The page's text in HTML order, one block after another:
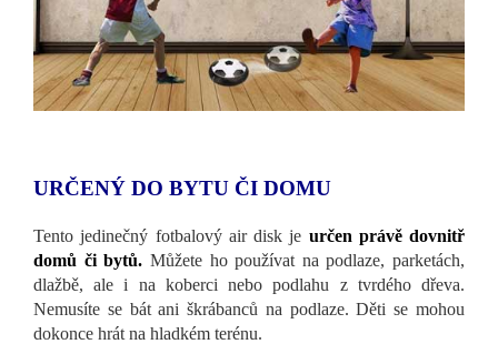
URČENÝ DO BYTU ČI DOMU
Tento jedinečný fotbalový air disk je určen právě dovnitř
domů či bytů. Můžete ho používat na podlaze, parketách,
dlažbě, ale i na koberci nebo podlahu z tvrdého dřeva.
Nemusíte se bát ani škrábanců na podlaze. Děti se mohou
dokonce hrát na hladkém terénu.